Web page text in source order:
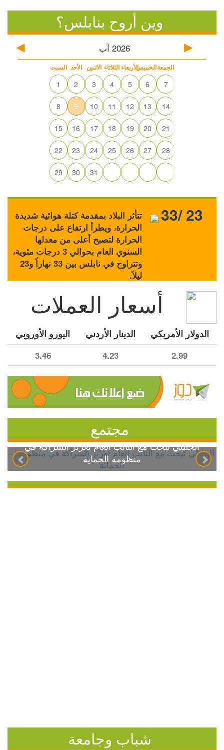
وين أروح بنابلس؟
2026 آب
السبت الأحد الاثنين الثلاثاء الأربعاءالخميسالجمعة
1 2 3 4 5 6 7
8 9 10 11 12 13 14
15 16 17 18 19 20 21
22 23 24 25 26 27 28
29 30 31
تتأثر البلاد بمقدمة كتلة هوائية شديدة
الحرارة، ويطرأ ارتفاع على درجات
الحرارة لتصبح أعلى من معدلها
السنوي العام بحوالي 3 درجات مئوية،
وتتراوح في نابلس بين 33 نهاراً و23
ليلاً.
33/ 23
أسعار العملات
الدولار الأمريكي الدينار الأردني اليورو الأوروبي
2.99
4.23
3.46
مجتمع
الخليلي تبحث مع النائب العام تعزيز الشراكة في
منظومة الحماية
شباب وجامعة